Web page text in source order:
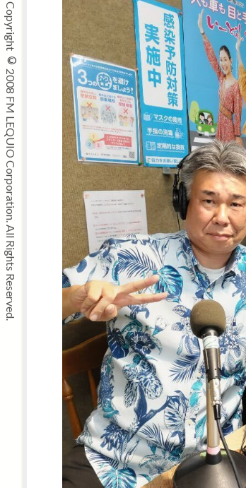
Copyright © 2008 FM LEQUIO Corporation. All Rights Reserved.